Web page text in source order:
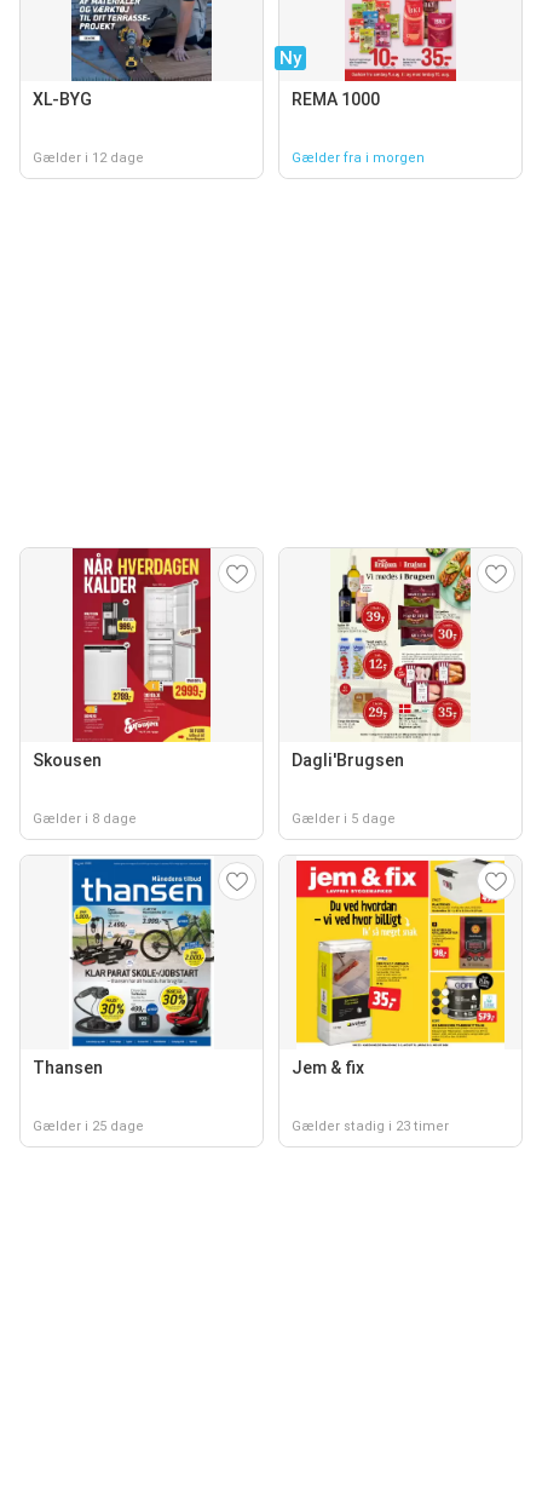
XL-BYG
Gælder i 12 dage
Ny
REMA 1000
Gælder fra i morgen
Skousen
Gælder i 8 dage
Dagli'Brugsen
Gælder i 5 dage
Thansen
Gælder i 25 dage
Jem & fix
Gælder stadig i 23 timer